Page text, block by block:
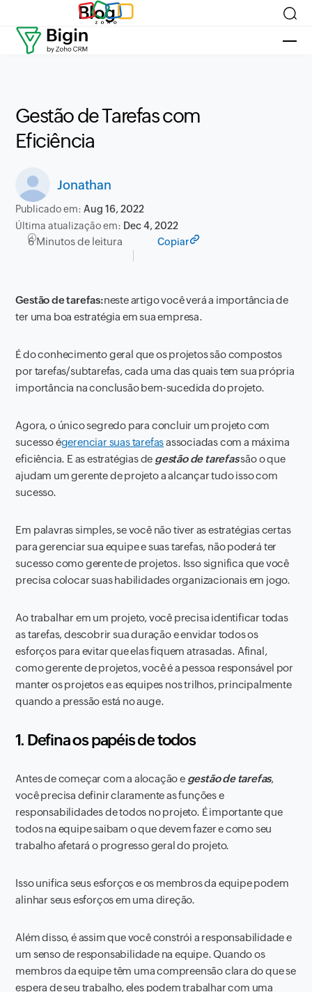
Blog
Gestão de Tarefas com
Eficiência
Jonathan
Publicado em:Aug 16, 2022
Última atualização em: Dec 4, 2022
6 Minutos de leitura Copiar
Gestão de tarefas:neste artigo você verá a importância de
ter uma boa estratégia em sua empresa.
É do conhecimento geral que os projetos são compostos
por tarefas/subtarefas, cada uma das quais tem sua própria
importância na conclusão bem-sucedida do projeto.
Agora, o único segredo para concluir um projeto com
sucesso égerenciar suas tarefasassociadas com a máxima
eficiência. E as estratégias de gestão de tarefassão o que
ajudam um gerente de projeto a alcançar tudo isso com
sucesso.
Em palavras simples, se você não tiver as estratégias certas
para gerenciar sua equipe e suas tarefas, não poderá ter
sucesso como gerente de projetos. Isso significa que você
precisa colocar suas habilidades organizacionais em jogo.
Ao trabalhar em um projeto, você precisa identificar todas
as tarefas, descobrir sua duração e envidar todos os
esforços para evitar que elas fiquem atrasadas. Afinal,
como gerente de projetos, você é a pessoa responsável por
manter os projetos e as equipes nos trilhos, principalmente
quando a pressão está no auge.
1. Defina os papéis de todos
Antes de começar com a alocação e gestão de tarefas,
você precisa definir claramente as funções e
responsabilidades de todos no projeto. É importante que
todos na equipe saibam o que devem fazer e como seu
trabalho afetará o progresso geral do projeto.
Isso unifica seus esforços e os membros da equipe podem
alinhar seus esforços em uma direção.
Além disso, é assim que você constrói a responsabilidade e
um senso de responsabilidade na equipe. Quando os
membros da equipe têm uma compreensão clara do que se
espera de seu trabalho, eles podem trabalhar com uma